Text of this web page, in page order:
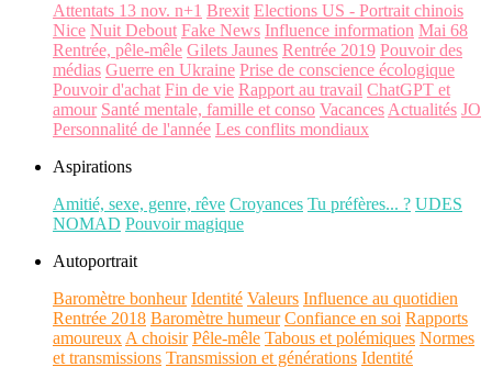
Attentats 13 nov. n+1 Brexit Elections US - Portrait chinois
Nice Nuit Debout Fake News Influence information Mai 68
Rentrée, pêle-mêle Gilets Jaunes Rentrée 2019 Pouvoir des
médias Guerre en Ukraine Prise de conscience écologique
Pouvoir d'achat Fin de vie Rapport au travail ChatGPT et
amour Santé mentale, famille et conso Vacances Actualités JO
Personnalité de l'année Les conflits mondiaux
Aspirations
Amitié, sexe, genre, rêve Croyances Tu préfères... ? UDES
NOMAD Pouvoir magique
Autoportrait
Baromètre bonheur Identité Valeurs Influence au quotidien
Rentrée 2018 Baromètre humeur Confiance en soi Rapports
amoureux A choisir Pêle-mêle Tabous et polémiques Normes
et transmissions Transmission et générations Identité